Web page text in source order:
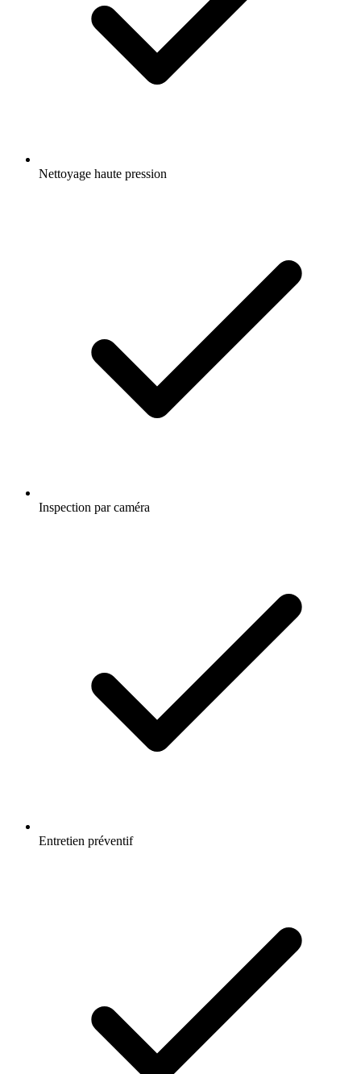
Nettoyage haute pression
Inspection par caméra
Entretien préventif